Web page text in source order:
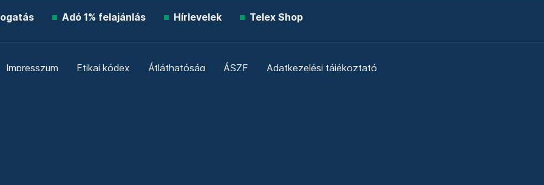
Adó 1% felajánlás Hírlevelek Telex Shop
Impresszum Etikai kódex Átláthatóság ÁSZF Adatkezelési tájékoztató